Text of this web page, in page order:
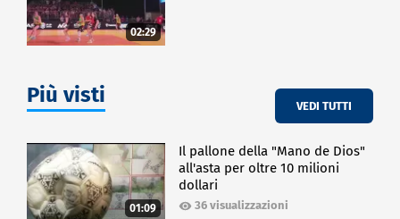
02:29
Più visti VEDI TUTTI
01:09
Il pallone della "Mano de Dios"
all'asta per oltre 10 milioni
dollari
36 visualizzazioni